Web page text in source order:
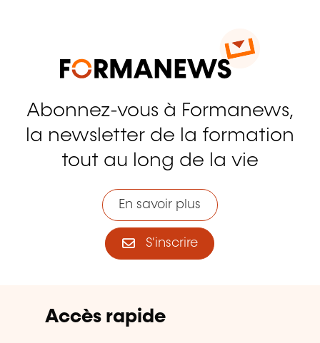
Abonnez-vous à Formanews,
la newsletter de la formation
tout au long de la vie
En savoir plus
S'inscrire
Accès rapide